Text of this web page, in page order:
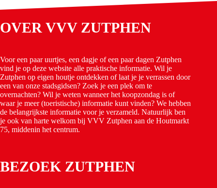
OVER VVV ZUTPHEN
Voor een paar uurtjes, een dagje of een paar dagen Zutphen
vind je op deze website alle praktische informatie. Wil je
Zutphen op eigen houtje ontdekken of laat je je verrassen door
een van onze stadsgidsen? Zoek je een plek om te
overnachten? Wil je weten wanneer het koopzondag is of
waar je meer (toeristische) informatie kunt vinden? We hebben
de belangrijkste informatie voor je verzameld. Natuurlijk ben
je ook van harte welkom bij VVV Zutphen aan de Houtmarkt
75, middenin het centrum.
BEZOEK ZUTPHEN